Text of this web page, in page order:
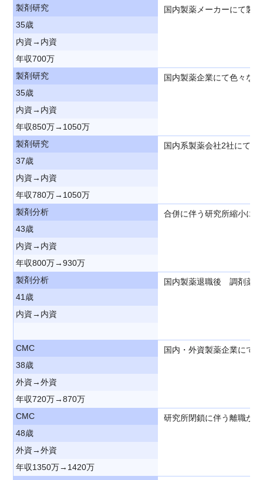
製剤研究
国内製薬メーカーにて製
35歳
内資→内資
年収700万
製剤研究
国内製薬企業にて色々な
35歳
内資→内資
年収850万→1050万
製剤研究
国内系製薬会社2社にて
37歳
内資→内資
年収780万→1050万
製剤分析
合併に伴う研究所縮小に
43歳
内資→内資
年収800万→930万
製剤分析
国内製薬退職後 調剤薬局
41歳
内資→内資
CMC
国内・外資製薬企業にて
38歳
外資→外資
年収720万→870万
CMC
研究所閉鎖に伴う離職か
48歳
外資→外資
年収1350万→1420万